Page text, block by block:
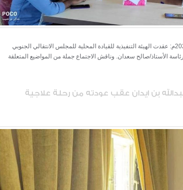
شبكة المهرة الأخبارية /قشن/ الخميس 29 فبراير 2024م: عقدت الهيئة التنفيذية للقيادة المحلية للمجلس الانتقالي الجنوبي
الأستاذ/صالح سعدان. وناقش الاجتماع جملة من المواضيع المتعلقة
بن ايدان عقب عودته من رحلة علاجية